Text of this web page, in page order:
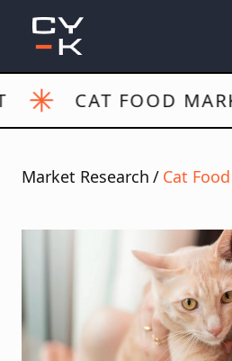
WHAT
OUR
BLOG
CAT FOOD MARKET
Market Research / Cat